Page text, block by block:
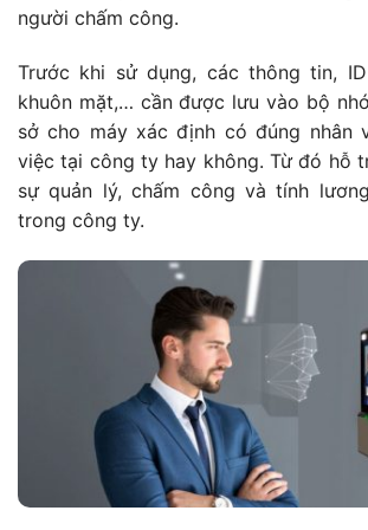
người chấm công.
Trước khi sử dụng, các thông tin,
khuôn mặt,… cần được lưu vào bộ
sở cho máy xác định có đúng nhân
việc tại công ty hay không. Từ đó hỗ
sự quản lý, chấm công và tính
trong công ty.